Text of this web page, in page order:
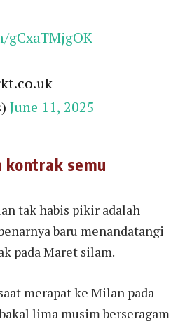
June 11, 2025
kontrak semu
tak habis pikir adalah
baru menandatangi
pada Maret silam.
merapat ke Milan pada
lima musim berseragam